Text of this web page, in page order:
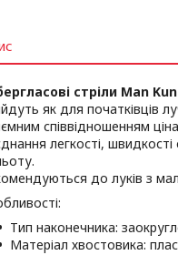
стріли Man
як для початківців
співвідношенням
легкості,
до луків з
Тип наконечника:
Матеріал хвостовика: